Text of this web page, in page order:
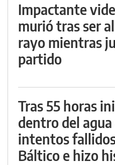
Impactante
murió tras ser
rayo mientras
partido
Tras 55 horas
dentro del
intentos
Báltico e hizo